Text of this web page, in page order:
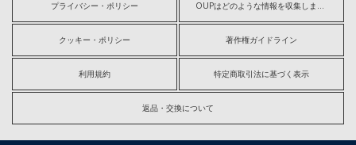
プライバシー・ポリシー
クッキー・ポリシー 著作権ガイドライン
利用規約 特定商取引法に基づく表示
返品・交換について